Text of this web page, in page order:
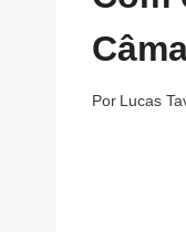
Por Lucas